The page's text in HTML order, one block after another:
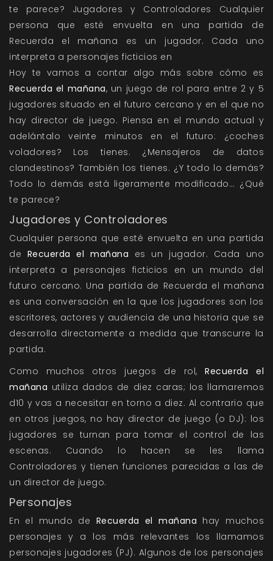
te parece? Jugadores y Controladores Cualquier
persona que esté envuelta en una partida de
Recuerda el mañana es un jugador. Cada uno
interpreta a personajes ficticios en
Hoy te vamos a contar algo más sobre cómo es
Recuerda el mañana, un juego de rol para entre 2 y 5
jugadores situado en el futuro cercano y en el que no
hay director de juego. Piensa en el mundo actual y
adelántalo veinte minutos en el futuro: ¿coches
voladores? Los tienes. ¿Mensajeros de datos
clandestinos? También los tienes. ¿Y todo lo demás?
Todo lo demás está ligeramente modificado… ¿Qué
te parece?
Jugadores y Controladores
Cualquier persona que esté envuelta en una partida
de Recuerda el mañana es un jugador. Cada uno
interpreta a personajes ficticios en un mundo del
futuro cercano. Una partida de Recuerda el mañana
es una conversación en la que los jugadores son los
escritores, actores y audiencia de una historia que se
desarrolla directamente a medida que transcurre la
partida.
Como muchos otros juegos de rol,Recuerda el
mañana utiliza dados de diez caras; los llamaremos
d10 y vas a necesitar en torno a diez. Al contrario que
en otros juegos, no hay director de juego (o DJ): los
jugadores se turnan para tomar el control de las
escenas. Cuando lo hacen se les llama
Controladores y tienen funciones parecidas a las de
un director de juego.
Personajes
En el mundo de Recuerda el mañana hay muchos
personajes y a los más relevantes los llamamos
personajes jugadores (PJ). Algunos de los personajes